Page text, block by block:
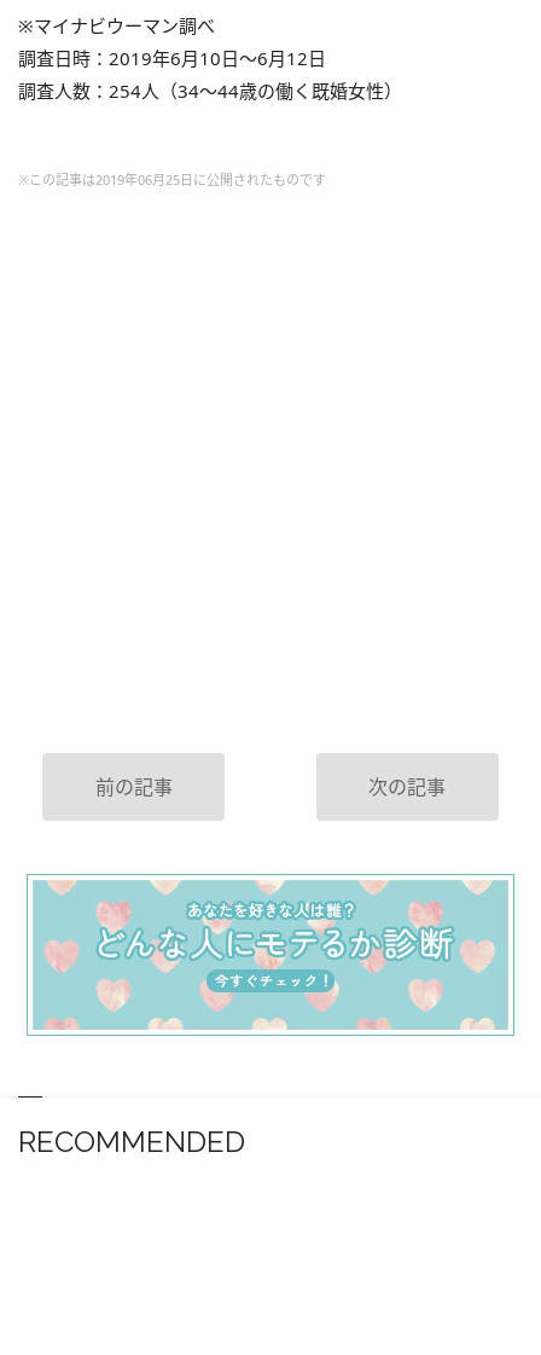
※マイナビウーマン調べ
調査日時：2019年6月10日～6月12日
調査人数：254人（34～44歳の働く既婚女性）
※この記事は2019年06月25日に公開されたものです
前の記事 次の記事
RECOMMENDED